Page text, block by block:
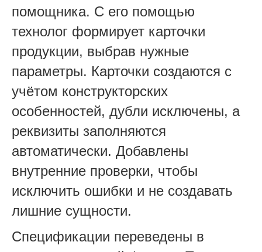
помощника. С его помощью
технолог формирует карточки
продукции, выбрав нужные
параметры. Карточки создаются с
учётом конструкторских
особенностей, дубли исключены, а
реквизиты заполняются
автоматически. Добавлены
внутренние проверки, чтобы
исключить ошибки и не создавать
лишние сущности.
Спецификации переведены в